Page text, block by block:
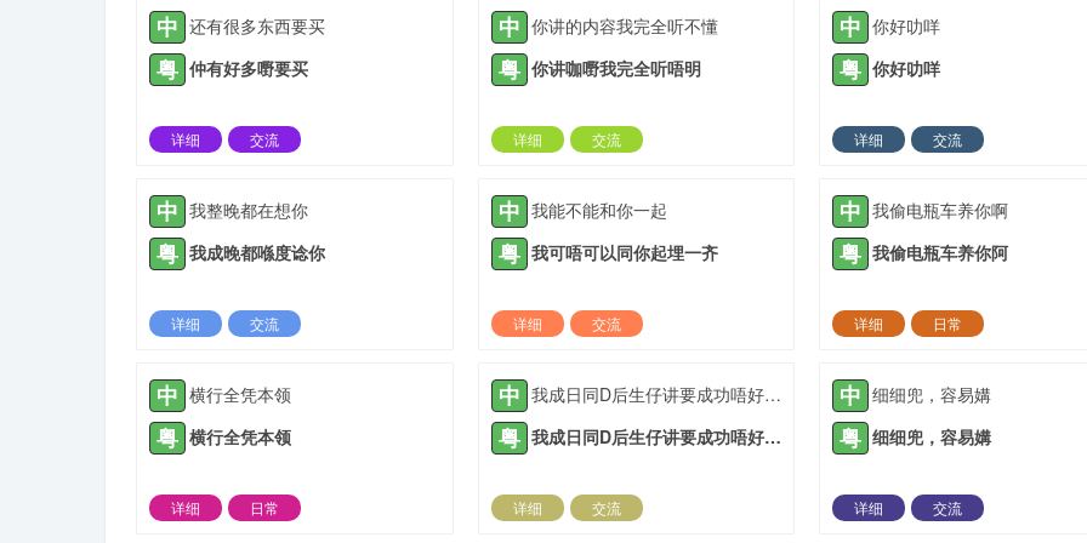
中 还有很多东西要买
粤 仲有好多嘢要买
详细
交流
中 你讲的内容我完全听不懂
粤 你讲咖嘢我完全听唔明
详细
交流
中 你好叻咩
粤 你好叻咩
详细
交流
中 我整晚都在想你
粤 我成晚都喺度谂你
详细
交流
中 我能不能和你一起
粤 我可唔可以同你起埋一齐
详细
交流
中 我偷电瓶车养你啊
粤 我偷电瓶车养你阿
详细
日常
中 横行全凭本领
粤 横行全凭本领
详细
日常
中 我成日同D后生仔讲要成功唔好霖住一步登天
粤 我成日同D后生仔讲要成功唔好霖住一步登天
详细
交流
中 细细兜，容易媾
粤 细细兜，容易媾
详细
交流